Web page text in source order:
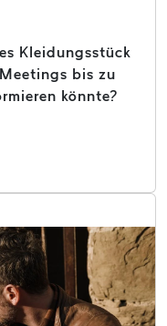
Kleidungsstück
bis zu
könnte?